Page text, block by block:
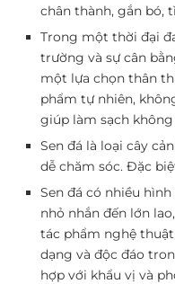
chân thành, gắn bó,
Trong một thời đại
trường và sự cân
một lựa chọn thân
phẩm tự nhiên,
giúp làm sạch
Sen đá là loại cây
dễ chăm sóc. Đặc
Sen đá có nhiều
nhỏ nhắn đến lớn
tác phẩm nghệ
dạng và độc đáo
hợp với khẩu vị và